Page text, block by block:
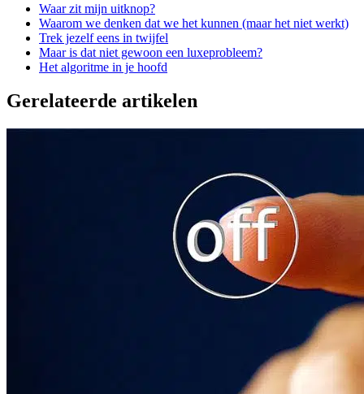
Waar zit mijn uitknop?
Waarom we denken dat we het kunnen (maar het niet werkt)
Trek jezelf eens in twijfel
Maar is dat niet gewoon een luxeprobleem?
Het algoritme in je hoofd
Gerelateerde artikelen